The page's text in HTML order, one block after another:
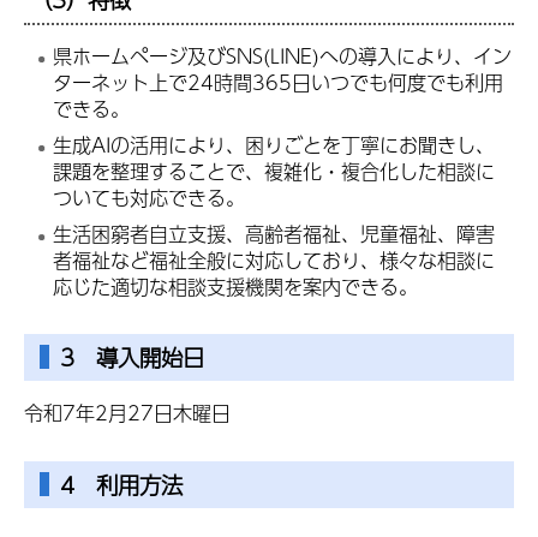
県ホームページ及びSNS(LINE)への導入により、イン
ターネット上で24時間365日いつでも何度でも利用
できる。
生成AIの活用により、困りごとを丁寧にお聞きし、
課題を整理することで、複雑化・複合化した相談に
ついても対応できる。
生活困窮者自立支援、高齢者福祉、児童福祉、障害
者福祉など福祉全般に対応しており、様々な相談に
応じた適切な相談支援機関を案内できる。
3 導入開始日
令和7年2月27日木曜日
4 利用方法